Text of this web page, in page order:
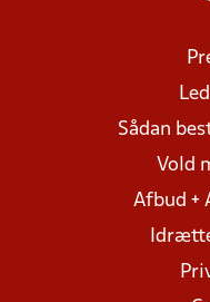
Sådan
Vold
Afbud +